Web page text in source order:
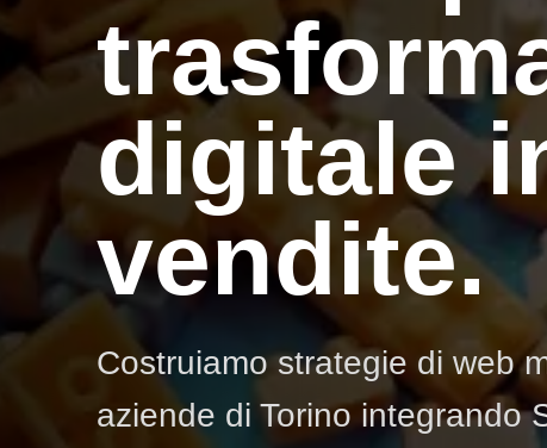
digitale
vendite.
Costruiamo strategie di web
aziende di Torino integrando